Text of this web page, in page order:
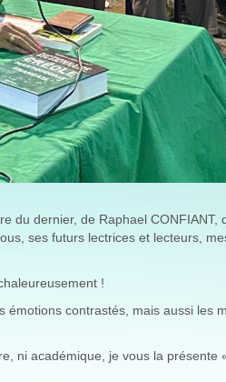
du dernier, de Raphael CONFIANT,
ses futurs lectrices et lecteurs,
!
émotions contrastés, mais aussi les
ni académique, je vous la présente